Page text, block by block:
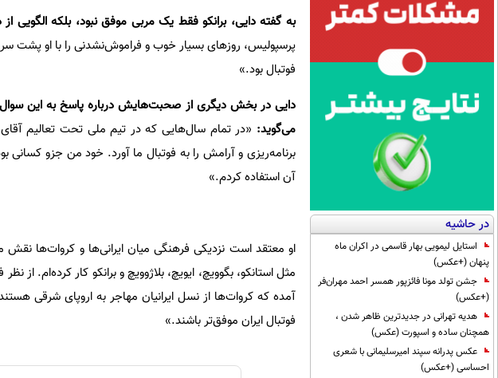
در حاشیه
استایل لیمویی بهار قاسمی در اکران ماه
پنهان (+عکس)
جشن تولد مونا فائزپور همسر احمد مهران‌فر
(+عکس)
هدیه تهرانی در جدیدترین ظاهر شدن ،
همچنان ساده و اسپورت (عکس)
عکس پدرانه سپند امیرسلیمانی با شعری
احساسی (+عکس)
به گفته دایی، برانکو فقط یک مربی موفق نبود، بلکه
پرسپولیس، روزهای بسیار خوب و فراموش‌نشدنی را با او پشت
فوتبال بود.»
دایی در بخش دیگری از صحبت‌هایش درباره پاسخ به این سوال
می‌گوید: «در تمام سال‌هایی که در تیم ملی تحت تعالیم آقای
برنامه‌ریزی و آرامش را به فوتبال ما آورد. خود من جزو
آن استفاده کردم.»
او معتقد است نزدیکی فرهنگی میان ایرانی‌ها و کروات‌ها
مثل استانکو، بگوویچ، ایویچ، بلاژوویچ و برانکو کار کرده‌ام.
آمده که کروات‌ها از نسل ایرانیان مهاجر به اروپای شرقی
فوتبال ایران موفق‌تر باشند.»